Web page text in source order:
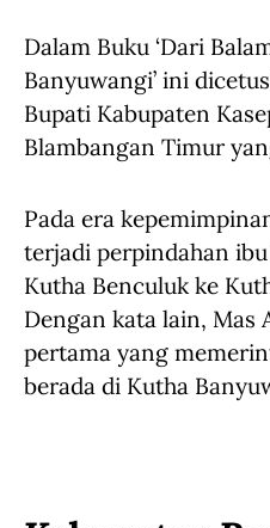
Dalam Buku ‘Dari
Banyuwangi’ ini
Bupati Kabupaten
Blambangan Timur
Pada era
terjadi perpindahan
Kutha Benculuk ke
Dengan kata lain, Mas
pertama yang
berada di Kutha